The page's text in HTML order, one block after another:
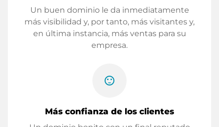
Un buen dominio le da inmediatamente
más visibilidad y, por tanto, más visitantes y,
en última instancia, más ventas para su
empresa.
sentiment_satisfied
Más confianza de los clientes